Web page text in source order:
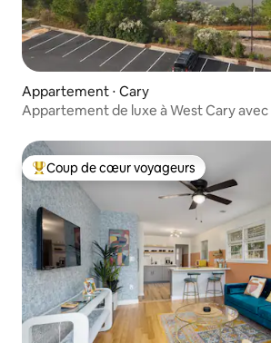
Appartement ⋅ Cary
Appartement de luxe à West Cary
Coups de cœur voyageurs les plus
Coup de cœur voyageurs